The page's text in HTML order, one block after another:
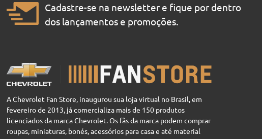
Cadastre-se na newsletter e fique por dentro
dos lançamentos e promoções.
A Chevrolet Fan Store, inaugurou sua loja virtual no Brasil, em
fevereiro de 2013, já comercializa mais de 150 produtos
licenciados da marca Chevrolet. Os fãs da marca podem comprar
roupas, miniaturas, bonés, acessórios para casa e até material